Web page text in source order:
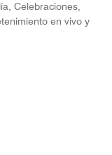
Celebraciones,
en vivo y